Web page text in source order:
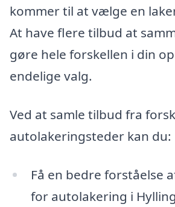
kommer til at vælge en
At have flere tilbud at
gøre hele forskellen i din
endelige valg.
Ved at samle tilbud fra
autolakeringsteder kan du:
Få en bedre forståelse
for autolakering i